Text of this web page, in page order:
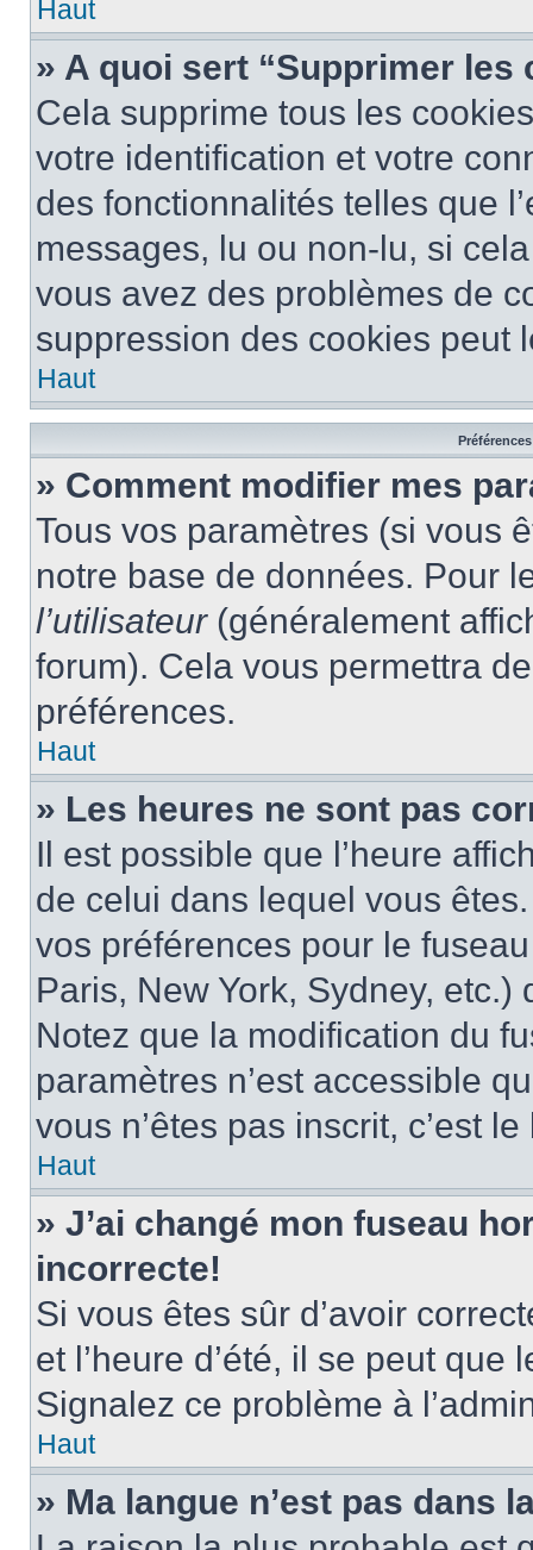
Haut
» A quoi sert “Supprimer les
Cela supprime tous les
votre identification et votre
des fonctionnalités telles que
messages, lu ou non-lu, si
vous avez des problèmes de
suppression des cookies peut
Haut
» Comment modifier mes
Tous vos paramètres (si vous
notre base de données. Pour
l’utilisateur(généralement
forum). Cela vous permettra
préférences.
Haut
» Les heures ne sont pas
Il est possible que l’heure
de celui dans lequel vous
vos préférences pour le
Paris, New York, Sydney, etc.)
Notez que la modification du
paramètres n’est accessible
vous n’êtes pas inscrit, c’est
Haut
» J’ai changé mon fuseau
incorrecte!
Si vous êtes sûr d’avoir
et l’heure d’été, il se peut que
Signalez ce problème à
Haut
» Ma langue n’est pas dans